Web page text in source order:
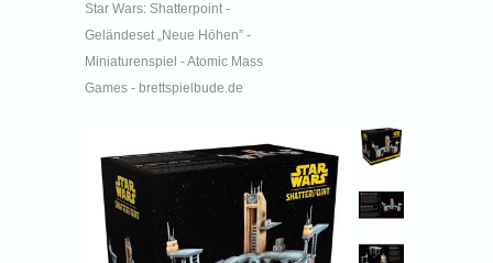
Star Wars: Shatterpoint -
Geländeset „Neue Höhen” -
Miniaturenspiel - Atomic Mass
Games - brettspielbude.de